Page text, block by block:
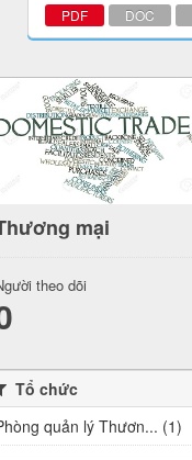
PDF DOC
mại
theo dõi
Tổ chức
quản lý Thươn... (1)